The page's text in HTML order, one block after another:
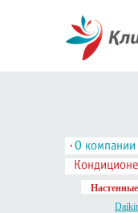
Настенные